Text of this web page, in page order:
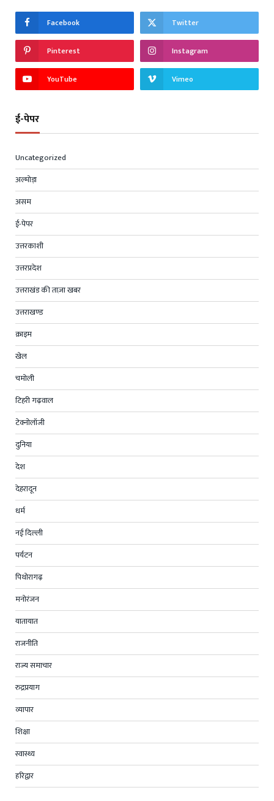
Facebook Twitter
Pinterest Instagram
YouTube Vimeo
ई-पेपर
Uncategorized
अल्मोड़ा
असम
ई-पेपर
उत्तरकाशी
उत्तरप्रदेश
उत्तराखंड की ताज़ा खबर
उत्तराखण्ड
क्राइम
खेल
चमोली
टिहरी गढ़वाल
टेक्नोलॉजी
दुनिया
देश
देहरादून
धर्म
नई दिल्ली
पर्यटन
पिथोरागढ़
मनोरंजन
यातायात
राजनीति
राज्य समाचार
रुद्रप्रयाग
व्यापार
शिक्षा
स्वास्थ्य
हरिद्वार